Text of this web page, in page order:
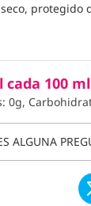
protegido
100
0g,
ALGUNA